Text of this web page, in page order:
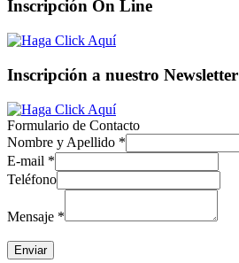
Inscripción On Line
Inscripción a nuestro Newsletter
Formulario de Contacto
Nombre y Apellido *
E-mail *
Teléfono
Mensaje *
Enviar